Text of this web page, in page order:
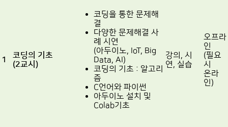
1
코딩의 기초
(2교시)
코딩을 통한 문제해
결
다양한 문제해결 사
례 시연
(아두이노, IoT, Big
Data, AI)
코딩의 기초 : 알고리
즘
C언어와 파이썬
아두이노 설치 및
Colab기초
강의, 시
연, 실습
오프라
인
(필요
시
온라
인)